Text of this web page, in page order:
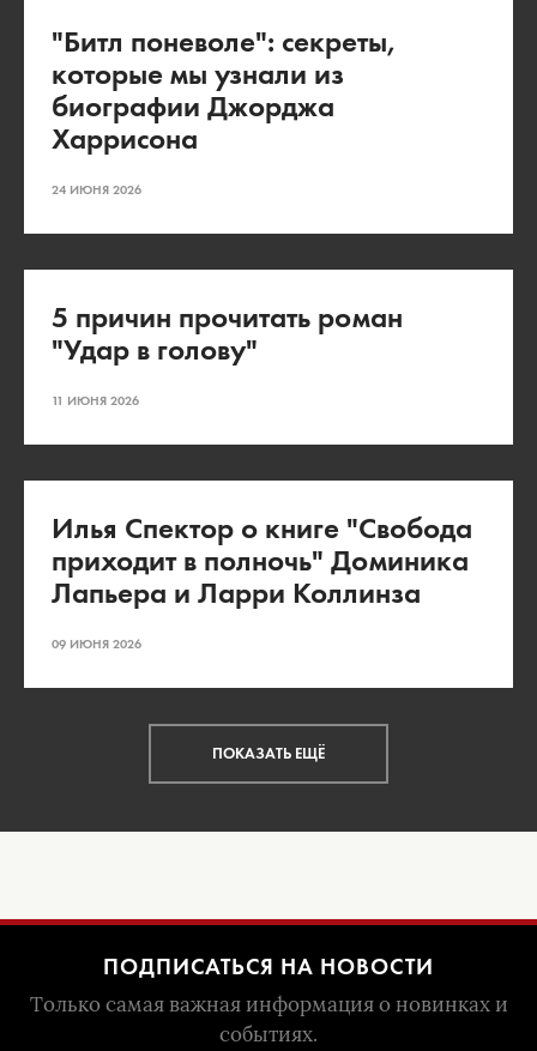
"Битл поневоле": секреты,
которые мы узнали из
биографии Джорджа
Харрисона
24 ИЮНЯ 2026
5 причин прочитать роман
"Удар в голову"
11 ИЮНЯ 2026
Илья Спектор о книге "Свобода
приходит в полночь" Доминика
Лапьера и Ларри Коллинза
09 ИЮНЯ 2026
ПОКАЗАТЬ ЕЩЁ
ПОДПИСАТЬСЯ НА НОВОСТИ
Только самая важная информация о новинках и
событиях.